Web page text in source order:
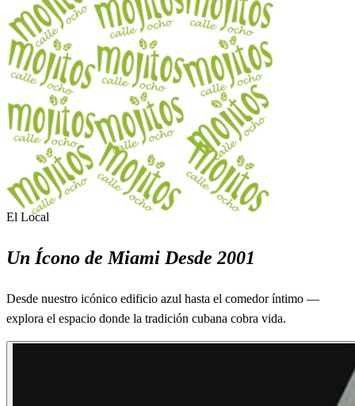
El Local
Un Ícono de Miami Desde 2001
Desde nuestro icónico edificio azul hasta el comedor íntimo —
explora el espacio donde la tradición cubana cobra vida.